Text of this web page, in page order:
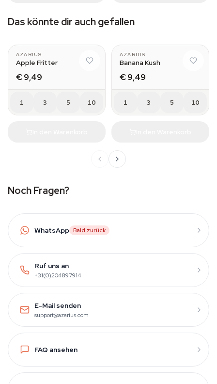
Das könnte dir auch gefallen
AZARIUS
Apple Fritter
€ 9,49
1 3 5 10
AZARIUS
Banana Kush
€ 9,49
1 3 5 10
Noch Fragen?
WhatsApp Bald zurück
Ruf uns an
+31(0)204897914
E-Mail senden
support@azarius.com
FAQ ansehen